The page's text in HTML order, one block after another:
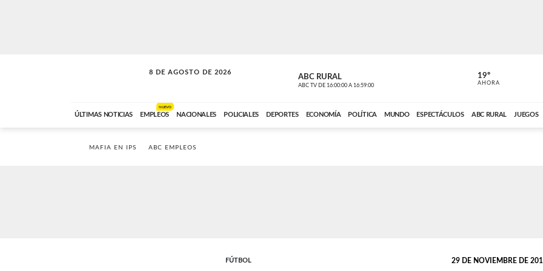
8 DE AGOSTO DE 2026
SOLO MÚSICA ABC RURAL
ABC TV DE 16:00:00 A 16:59:00 ABC CARDINAL
19º
AHORA
ÚLTIMAS NOTICIAS EMPLEOS
NUEVO
NACIONALES POLICIALES DEPORTES ECONOMÍA POLÍTICA MUNDO ESPECTÁCULOS ABC RURAL JUEGOS
MAFIA EN IPS ABC EMPLEOS
FÚTBOL 29 DE NOVIEMBRE DE